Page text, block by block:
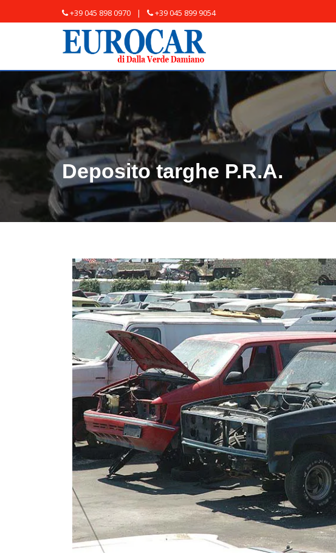
+39 045 898 0970 | +39 045 899 9054
Deposito targhe P.R.A.